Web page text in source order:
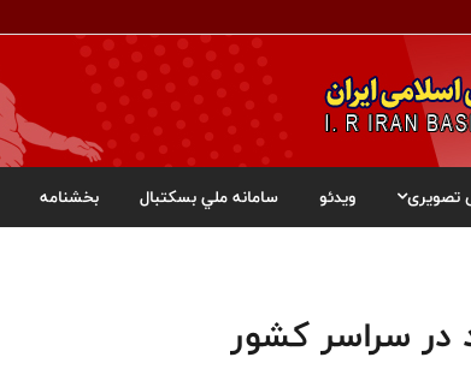
تصویری ویدئو سامانه ملي بسکتبال بخشنامه
در سراسر کشور